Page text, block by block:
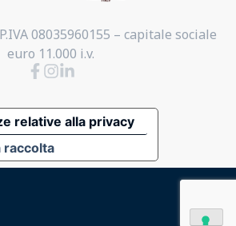
08035960155 – capitale sociale
euro 11.000 i.v.
raccolta
relative alla privacy